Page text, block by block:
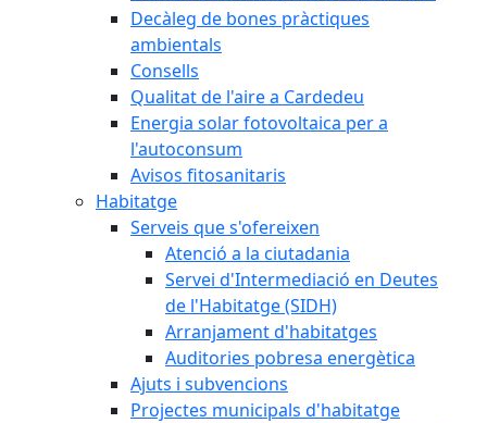
Decàleg de bones pràctiques
ambientals
Consells
Qualitat de l'aire a Cardedeu
Energia solar fotovoltaica per a
l'autoconsum
Avisos fitosanitaris
Habitatge
Serveis que s'ofereixen
Atenció a la ciutadania
Servei d'Intermediació en Deutes
de l'Habitatge (SIDH)
Arranjament d'habitatges
Auditories pobresa energètica
Ajuts i subvencions
Projectes municipals d'habitatge